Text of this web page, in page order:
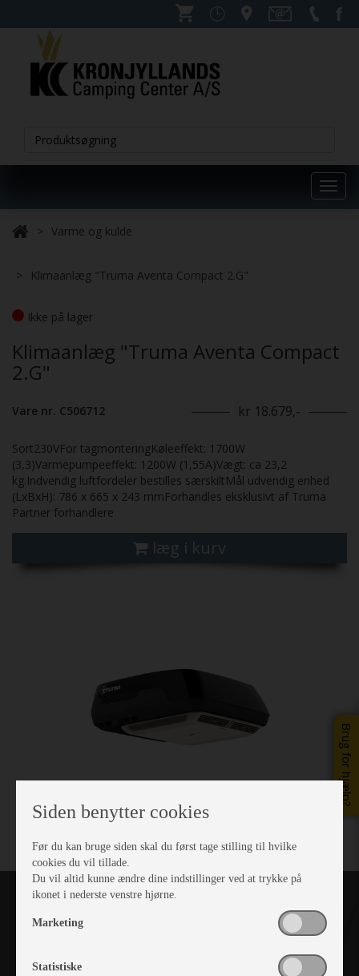
Brug for hjælp?
Varme og kulde
Klimaanlæg "Truma Aventa Compact 2.G"
Ikke på lager
Klimaanlæg "Truma Aventa Compact
2.G"
Vare nr. C506712 kr 18.679,-
Sort230VFor tagmonteringKøleeffekt: 1700W
(3,3)Varmepumpeeffekt: 1200W (1,55A)Vægt: ca 23,2
kg.Indvendig luftfordeler bestilles særskiltMål udvendig enhed
(LxBxH): 786 x 665 x 243 mmForhandles eksklusivt af Truma
Partner forhandlere
læg i kurv
Siden benytter cookies
Før du kan bruge siden skal du først tage stilling til hvilke
cookies du vil tillade.
Du vil altid kunne ændre dine indstillinger ved at trykke på
ikonet i nederste venstre hjørne.
Marketing
Statistiske